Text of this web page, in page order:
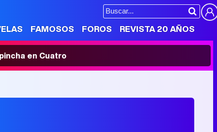
FAMOSOS FOROS REVISTA 20 AÑOS
en Cuatro